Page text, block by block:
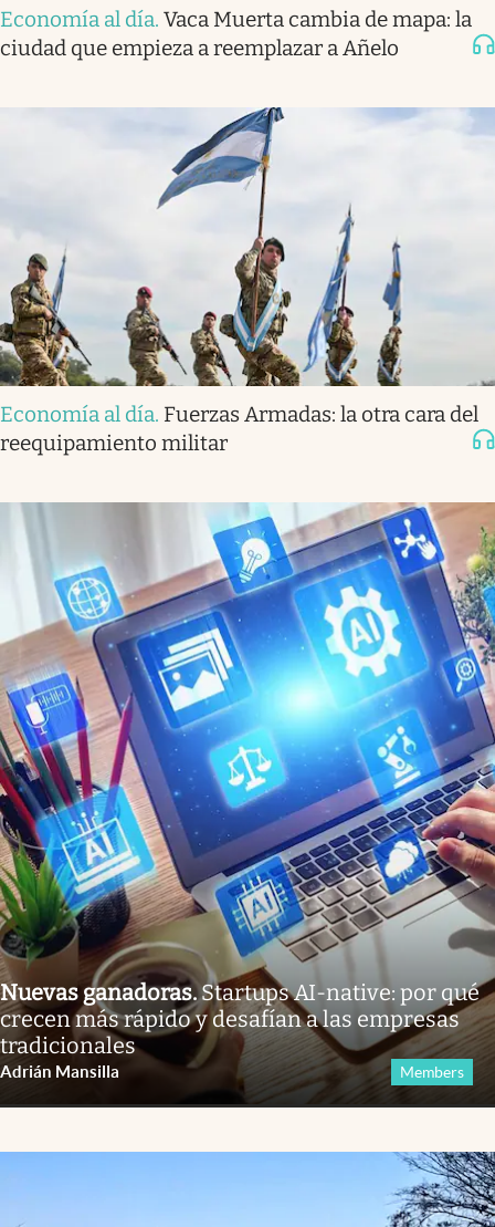
Economía al día. Vaca Muerta cambia de mapa: la
ciudad que empieza a reemplazar a Añelo
Economía al día. Fuerzas Armadas: la otra cara del
reequipamiento militar
Nuevas ganadoras.Startups AI-native: por qué
crecen más rápido y desafían a las empresas
tradicionales
Adrián Mansilla Members